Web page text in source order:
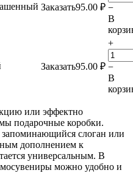
Заказать95.00 ₽ −
В
Заказать95.00 ₽
+
−
В
или эффектно
подарочные коробки.
слоган или
дополнением к
универсальным. В
можно удобно и